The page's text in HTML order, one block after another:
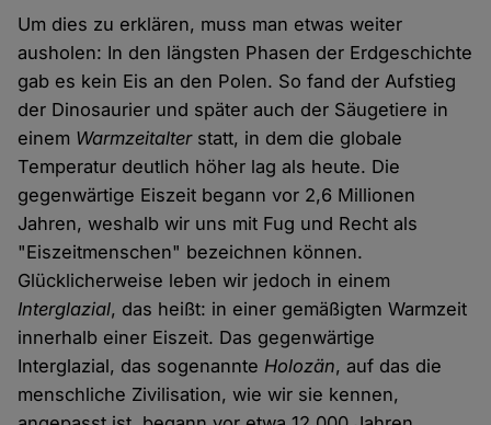
Um dies zu erklären, muss man etwas weiter
ausholen: In den längsten Phasen der Erdgeschichte
gab es kein Eis an den Polen. So fand der Aufstieg
der Dinosaurier und später auch der Säugetiere in
einem Warmzeitalterstatt, in dem die globale
Temperatur deutlich höher lag als heute. Die
gegenwärtige Eiszeit begann vor 2,6 Millionen
Jahren, weshalb wir uns mit Fug und Recht als
"Eiszeitmenschen" bezeichnen können.
Glücklicherweise leben wir jedoch in einem
Interglazial, das heißt: in einer gemäßigten Warmzeit
innerhalb einer Eiszeit. Das gegenwärtige
Interglazial, das sogenannteHolozän, auf das die
menschliche Zivilisation, wie wir sie kennen,